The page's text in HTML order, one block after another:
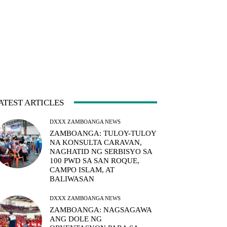
ARTICLES
DXXX ZAMBOANGA NEWS
ZAMBOANGA: TULOY-TULOY
NA KONSULTA CARAVAN,
NAGHATID NG SERBISYO SA
100 PWD SA SAN ROQUE,
CAMPO ISLAM, AT
BALIWASAN
DXXX ZAMBOANGA NEWS
ZAMBOANGA: NAGSAGAWA
ANG DOLE NG